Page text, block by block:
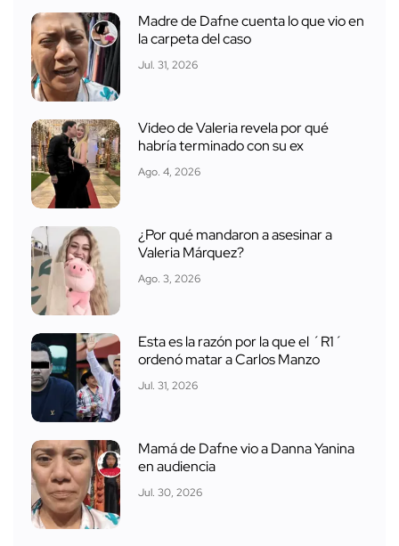
Madre de Dafne cuenta lo que vio en
la carpeta del caso
Jul. 31, 2026
Video de Valeria revela por qué
habría terminado con su ex
Ago. 4, 2026
¿Por qué mandaron a asesinar a
Valeria Márquez?
Ago. 3, 2026
Esta es la razón por la que el ´R1´
ordenó matar a Carlos Manzo
Jul. 31, 2026
Mamá de Dafne vio a Danna Yanina
en audiencia
Jul. 30, 2026